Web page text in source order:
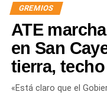
GREMIOS
ATE
en San
tierra,
«Está claro que el